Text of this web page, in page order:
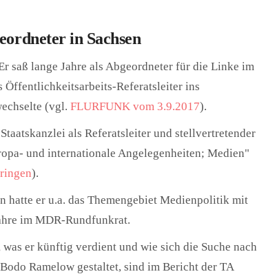
in Sachsen
saß lange Jahre als Abgeordneter für die Linke im
Öffentlichkeitsarbeits-Referatsleiter ins
(vgl. FLURFUNK vom 3.9.2017).
als Referatsleiter und stellvertretender
und internationale Angelegenheiten; Medien"
).
hatte er u.a. das Themengebiet Medienpolitik mit
im MDR-Rundfunkrat.
er künftig verdient und wie sich die Suche nach
Ramelow gestaltet, sind im Bericht der TA